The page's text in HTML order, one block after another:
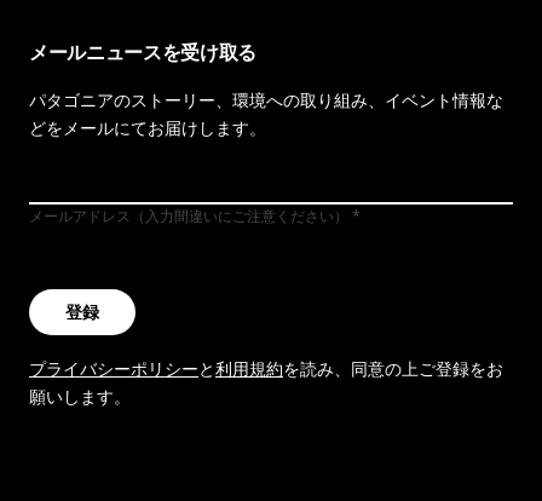
メールニュースを受け取る
パタゴニアのストーリー、環境への取り組み、イベント情報な
どをメールにてお届けします。
メールアドレス（入力間違いにご注意ください）
登録
プライバシーポリシーと利用規約を読み、同意の上ご登録をお
願いします。